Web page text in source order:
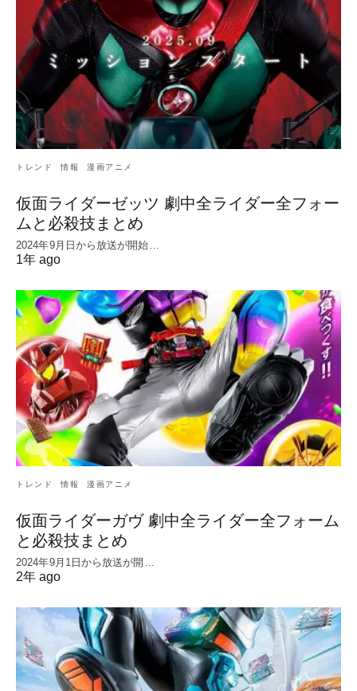
トレンド 情報 漫画アニメ
仮面ライダーゼッツ 劇中全ライダー全フォー
ムと必殺技まとめ
2024年9月日から放送が開始…
1年 ago
トレンド 情報 漫画アニメ
仮面ライダーガヴ 劇中全ライダー全フォーム
と必殺技まとめ
2024年9月1日から放送が開…
2年 ago